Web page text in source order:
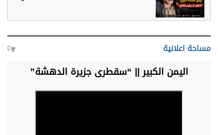
مساحة اعلانية
اليمن الكبير || “سقطرى جزيرة الدهشة”